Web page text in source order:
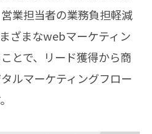
業担当者の業務負担軽減
ざまなwebマーケティン
とで、リード獲得から商
ルマーケティングフロー